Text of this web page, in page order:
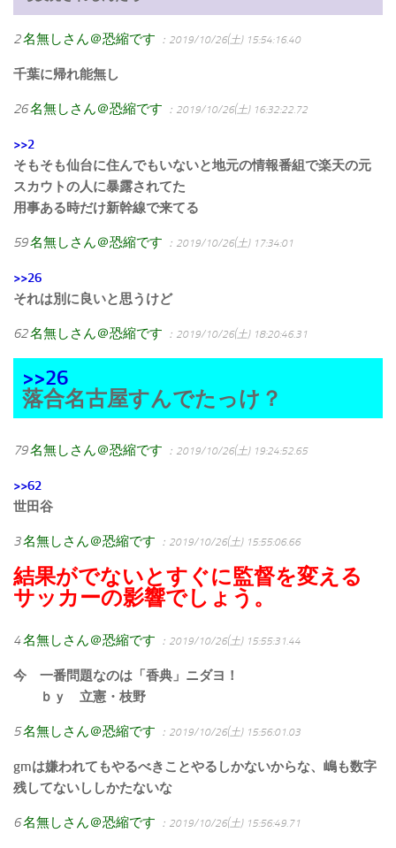
2名無しさん＠恐縮です ：2019/10/26(土) 15:54:16.40
千葉に帰れ能無し
26名無しさん＠恐縮です ：2019/10/26(土) 16:32:22.72
>>2
そもそも仙台に住んでもいないと地元の情報番組で楽天の元
スカウトの人に暴露されてた
用事ある時だけ新幹線で来てる
59名無しさん＠恐縮です ：2019/10/26(土) 17:34:01
>>26
それは別に良いと思うけど
62名無しさん＠恐縮です ：2019/10/26(土) 18:20:46.31
>>26
落合名古屋すんでたっけ？
79名無しさん＠恐縮です ：2019/10/26(土) 19:24:52.65
>>62
世田谷
3名無しさん＠恐縮です ：2019/10/26(土) 15:55:06.66
結果がでないとすぐに監督を変える
サッカーの影響でしょう。
4名無しさん＠恐縮です ：2019/10/26(土) 15:55:31.44
今 一番問題なのは「香典」ニダヨ！
ｂｙ 立憲・枝野
5名無しさん＠恐縮です ：2019/10/26(土) 15:56:01.03
gmは嫌われてもやるべきことやるしかないからな、嶋も数字
残してないししかたないな
6名無しさん＠恐縮です ：2019/10/26(土) 15:56:49.71